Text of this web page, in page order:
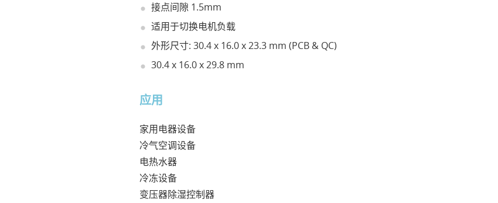
接点间隙 1.5mm
适用于切换电机负载
外形尺寸: 30.4 x 16.0 x 23.3 mm (PCB & QC)
30.4 x 16.0 x 29.8 mm
应用
家用电器设备
冷气空调设备
电热水器
冷冻设备
变压器除湿控制器